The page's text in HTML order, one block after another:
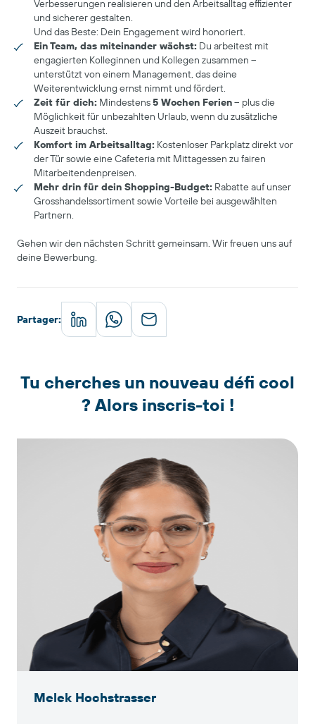
Verbesserungen realisieren und den Arbeitsalltag effizienter
und sicherer gestalten.
Und das Beste: Dein Engagement wird honoriert.
Ein Team, das miteinander wächst: Du arbeitest mit
engagierten Kolleginnen und Kollegen zusammen –
unterstützt von einem Management, das deine
Weiterentwicklung ernst nimmt und fördert.
Zeit für dich: Mindestens5 Wochen Ferien– plus die
Möglichkeit für unbezahlten Urlaub, wenn du zusätzliche
Auszeit brauchst.
Komfort im Arbeitsalltag: Kostenloser Parkplatz direkt vor
der Tür sowie eine Cafeteria mit Mittagessen zu fairen
Mitarbeitendenpreisen.
Mehr drin für dein Shopping-Budget: Rabatte auf unser
Grosshandelssortiment sowie Vorteile bei ausgewählten
Partnern.
Gehen wir den nächsten Schritt gemeinsam. Wir freuen uns auf
deine Bewerbung.
Partager:
Tu cherches un nouveau défi cool
? Alors inscris-toi !
Melek Hochstrasser